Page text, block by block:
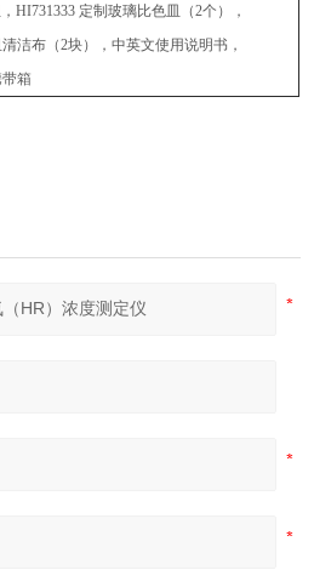
HI731333 定制玻璃比色皿（2个），
洁布（2块），中英文使用说明书，
箱